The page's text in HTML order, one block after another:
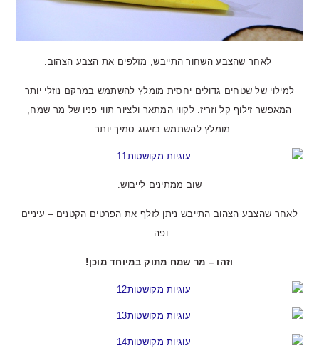
לאחר שהצבע השחור התייבש, מזלפים את הצבע הצהוב.
למילוי של שטחים גדולים יחסית מומלץ להשתמש במרקם נוזלי יותר
המאפשר זילוף קל וזריז. לקווי המתאר ולציור תווי פניו של מר שמח,
מומלץ להשתמש בזיגוג סמיך יותר.
שוב ממתינים לייבוש.
לאחר שהצבע הצהוב התייבש ניתן לזלף את הפרטים הקטנים – עיניים
ופה.
וזהו – מר שמח מתוק במיוחד מוכן!